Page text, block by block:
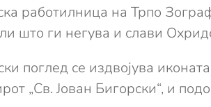
работилница на Трпо
што ги негува и слави
поглед се издвојува
„Св. Јован Бигорски“, и